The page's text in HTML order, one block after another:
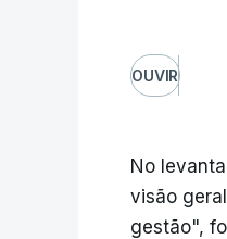
OUVIR
No
visão
gestão",